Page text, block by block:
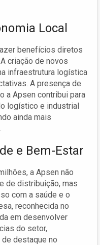
Local
benefícios diretos
criação de novos
infraestrutura logística
A presença de
a Apsen contribui para
logístico e industrial
ainda mais
e Bem-Estar
a Apsen não
de distribuição, mas
com a saúde e o
reconhecida no
em desenvolver
do setor,
destaque no